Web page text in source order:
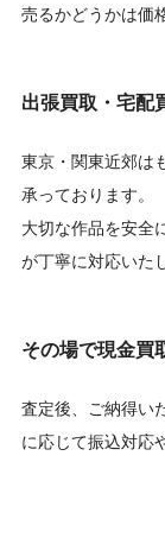
売るかどうかは価
出張買取・宅配
東京・関東近郊は
承っております。
大切な作品を安全
が丁寧に対応いた
その場で現金買
査定後、ご納得い
に応じて振込対応